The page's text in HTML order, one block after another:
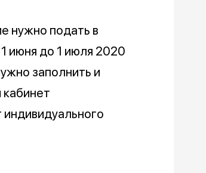
нужно подать в
июня до 1 июля 2020
заполнить и
кабинет